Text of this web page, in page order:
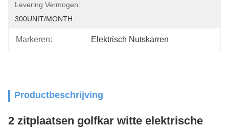
Levering Vermogen:
300UNIT/MONTH
Markeren: Elektrisch Nutskarren
Productbeschrijving
2 zitplaatsen golfkar witte elektrische